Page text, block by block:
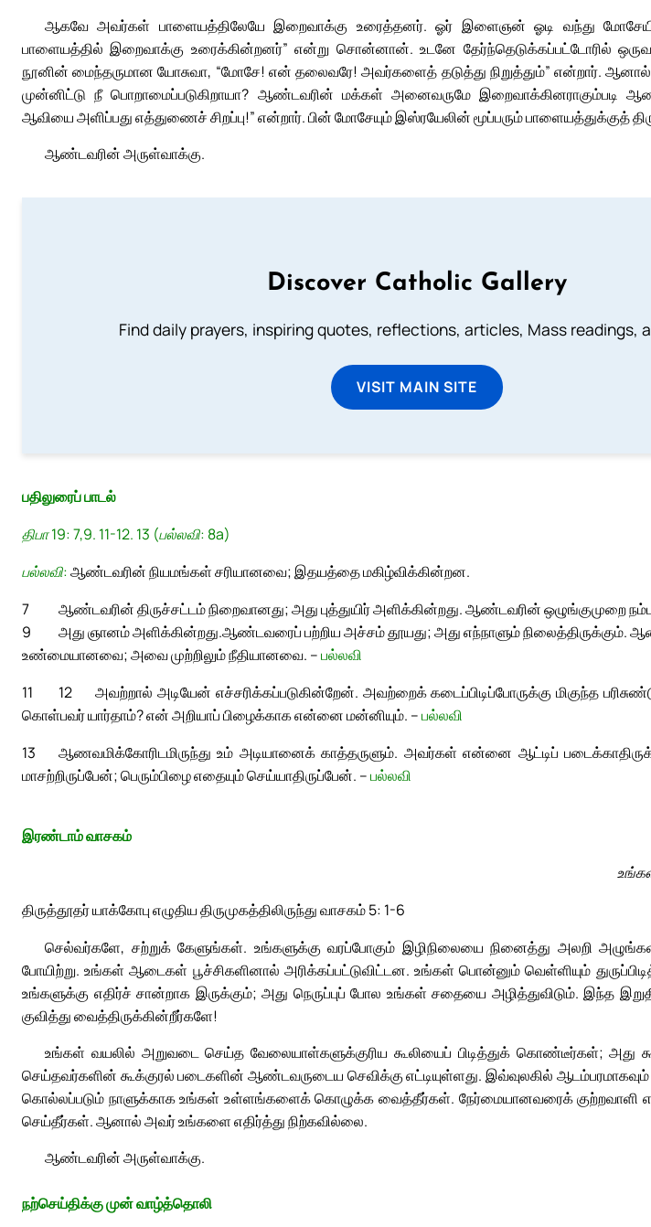
ஆகவே அவர்கள் பாளையத்திலேயே இறைவாக்கு உரைத்தனர். ஓர் இளைஞன் ஓடி வந்து
பாளையத்தில் இறைவாக்கு உரைக்கின்றனர்” என்று சொன்னான். உடனே தேர்ந்தெடுக்கப்பட்டோரில்
நூனின் மைந்தருமான யோசுவா, “மோசே! என் தலைவரே! அவர்களைத் தடுத்து நிறுத்தும்” என்றார்.
முன்னிட்டு நீ பொறாமைப்படுகிறாயா? ஆண்டவரின் மக்கள் அனைவருமே இறைவாக்கினராகும்படி
ஆவியை அளிப்பது எத்துணைச் சிறப்பு!” என்றார். பின் மோசேயும் இஸ்ரயேலின் மூப்பரும் பாளையத்துக்குத்
ஆண்டவரின் அருள்வாக்கு.
Discover Catholic Gallery
Find daily prayers, inspiring quotes, reflections, articles, Mass readings,
VISIT MAIN SITE
பதிலுரைப் பாடல்
திபா 19: 7,9. 11-12. 13 (பல்லவி: 8a)
பல்லவி:ஆண்டவரின் நியமங்கள் சரியானவை; இதயத்தை மகிழ்விக்கின்றன.
7
ஆண்டவரின் திருச்சட்டம் நிறைவானது; அது புத்துயிர் அளிக்கின்றது. ஆண்டவரின் ஒழுங்குமுறை
அது ஞானம் அளிக்கின்றது.
9
ஆண்டவரைப் பற்றிய அச்சம் தூயது; அது எந்நாளும் நிலைத்திருக்கும்.
உண்மையானவை; அவை முற்றிலும் நீதியானவை. –பல்லவி
11
அவற்றால் அடியேன் எச்சரிக்கப்படுகின்றேன். அவற்றைக் கடைப்பிடிப்போருக்கு மிகுந்த
12
கொள்பவர் யார்தாம்? என் அறியாப் பிழைக்காக என்னை மன்னியும். –பல்லவி
13
ஆணவமிக்கோரிடமிருந்து உம் அடியானைக் காத்தருளும். அவர்கள் என்னை ஆட்டிப்
மாசற்றிருப்பேன்; பெரும்பிழை எதையும் செய்யாதிருப்பேன். –பல்லவி
இரண்டாம் வாசகம்
திருத்தூதர் யாக்கோபு எழுதிய திருமுகத்திலிருந்து வாசகம் 5: 1-6
செல்வர்களே, சற்றுக் கேளுங்கள். உங்களுக்கு வரப்போகும் இழிநிலையை நினைத்து அலறி
போயிற்று. உங்கள் ஆடைகள் பூச்சிகளினால் அரிக்கப்பட்டுவிட்டன. உங்கள் பொன்னும் வெள்ளியும்
உங்களுக்கு எதிர்ச் சான்றாக இருக்கும்; அது நெருப்புப் போல உங்கள் சதையை அழித்துவிடும். இந்த
குவித்து வைத்திருக்கின்றீர்களே!
உங்கள் வயலில் அறுவடை செய்த வேலையாள்களுக்குரிய கூலியைப் பிடித்துக் கொண்டீர்கள்; அது
செய்தவர்களின் கூக்குரல் படைகளின் ஆண்டவருடைய செவிக்கு எட்டியுள்ளது. இவ்வுலகில்
கொல்லப்படும் நாளுக்காக உங்கள் உள்ளங்களைக் கொழுக்க வைத்தீர்கள். நேர்மையானவரைக் குற்றவாளி
செய்தீர்கள். ஆனால் அவர் உங்களை எதிர்த்து நிற்கவில்லை.
ஆண்டவரின் அருள்வாக்கு.
நற்செய்திக்கு முன் வாழ்த்தொலி